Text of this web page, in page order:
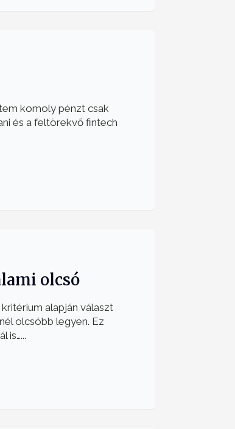
komoly pénzt csak
és a feltörekvő fintech
olcsó
alapján választ
olcsóbb legyen. Ez
is…...